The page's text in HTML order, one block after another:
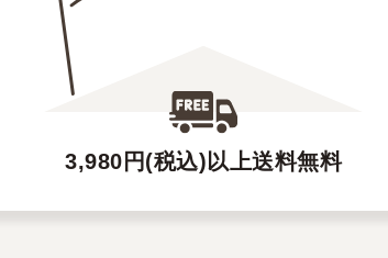
3,980円(税込)以上送料無料